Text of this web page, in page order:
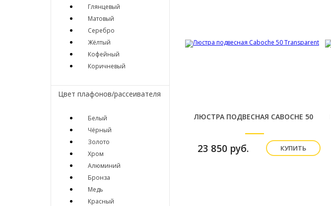
Глянцевый
Матовый
Серебро
Жёлтый
Кофейный
Коричневый
Цвет плафонов/рассеивателя
Белый
Чёрный
Золото
Хром
Алюминий
Бронза
Медь
Красный
ЛЮСТРА ПОДВЕСНАЯ CABOCHE 50
23 850 руб. КУПИТЬ